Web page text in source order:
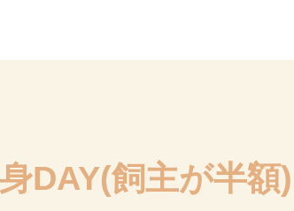
DAY(飼主が半額)